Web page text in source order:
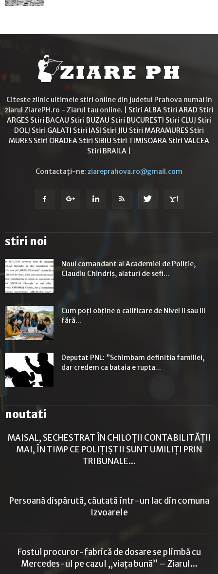
Citeste zilnic ultimele stiri online din judetul Prahova numai in
ziarul ZiarePH.ro - Ziarul tau online. | Stiri ALBA Stiri ARAD Stiri
ARGES Stiri BACAU Stiri BUZAU Stiri BUCURESTI Stiri CLUJ Stiri
DOLJ Stiri GALATI Stiri IASI Stiri JIU Stiri MARAMURES Stiri
MURES Stiri ORADEA Stiri SIBIU Stiri TIMISOARA Stiri VALCEA
Stiri BRAILA
Contactați-ne: ziareprahova.ro@gmail.com
stiri noi
Noul comandant al Academiei de Poliție,
Claudiu Chindriș, alaturi de sefi...
Cum poți obține o calificare de Nivel II sau III
fără...
Deputat PNL: ”Schimbam definitia familiei,
dar credem ca bataia e rupta...
noutati
MAISAL, SECHESTRAT ÎN CHILOȚII CONTABILITĂȚII
MAI, ÎN TIMP CE POLIȚIȘTII SUNT UMILIȚI PRIN
TRIBUNALE...
Persoană dispărută, căutată într-un lac din comuna
Izvoarele
Fostul procuror-fabrică de dosare se plimbă cu
Mercedes-ul pe cazul „viața bună” – Ziarul...